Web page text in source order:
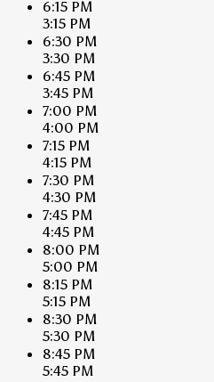
6:15 PM
3:15 PM
6:30 PM
3:30 PM
6:45 PM
3:45 PM
7:00 PM
4:00 PM
7:15 PM
4:15 PM
7:30 PM
4:30 PM
7:45 PM
4:45 PM
8:00 PM
5:00 PM
8:15 PM
5:15 PM
8:30 PM
5:30 PM
8:45 PM
5:45 PM